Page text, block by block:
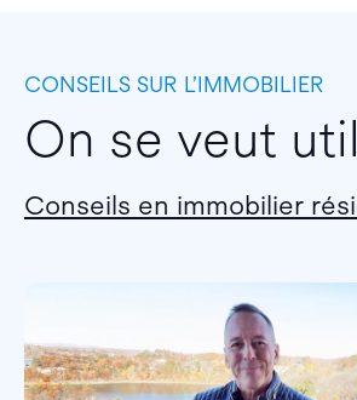
CONSEILS SUR L’IMMOBILIER
On se veut
Conseils en immobilier